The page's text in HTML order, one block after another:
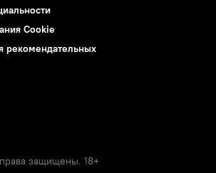
Cookie
рекомендательных
защищены. 18+